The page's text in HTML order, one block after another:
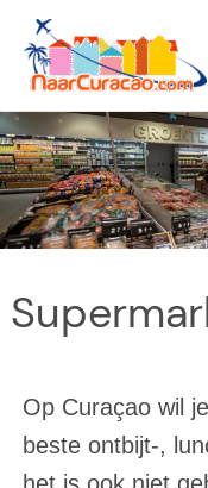
naar
inhoud
Op Curaçao wil
beste ontbijt-,